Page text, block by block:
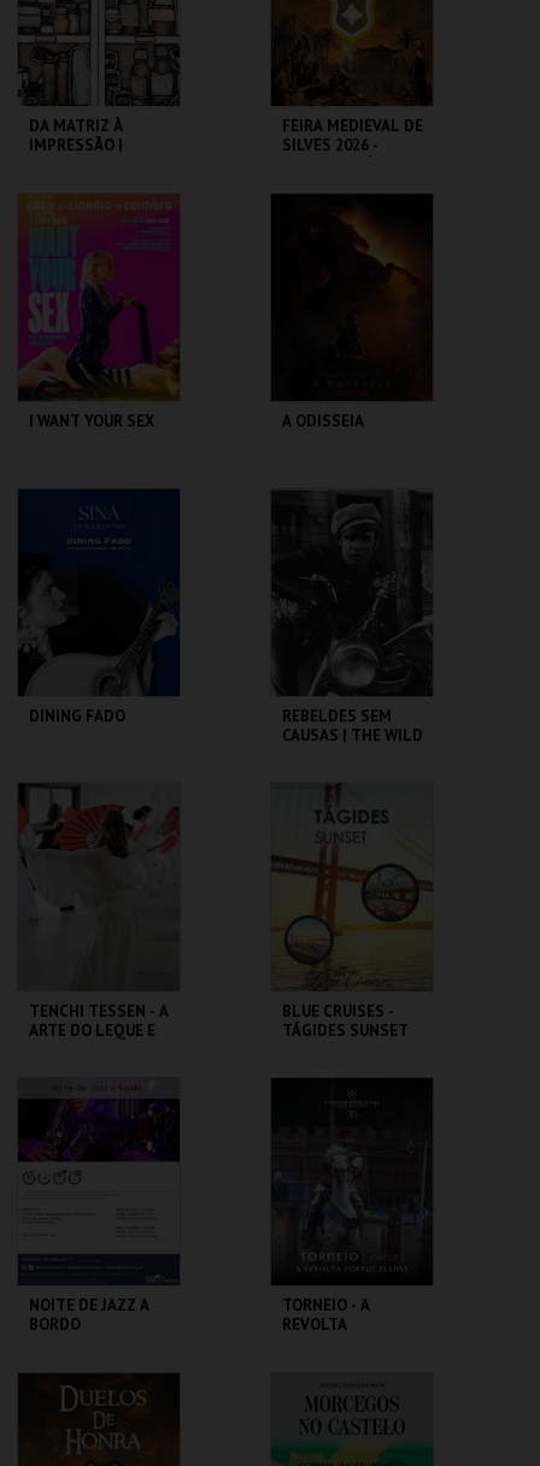
COMPRAR COMPRAR
DA MATRIZ À
IMPRESSÃO |
MUSEU DO ORIENTE.
MAIS INFO
INSCREVER
FEIRA MEDIEVAL DE
SILVES 2026 -
MAIS INFO
I WANT YOUR SEX
DE COIMBRA
COMPRAR
A ODISSEIA
CINEMAS CINEMAX
PENAFIEL
MAIS INFO
COMPRAR
DINING FADO
SINA THE HOUSE OF
FADO
REBELDES SEM
CAUSAS | THE WILD
CINEMATECA
MAIS INFO
COMPRAR
TENCHI TESSEN - A
ARTE DO LEQUE E
MUSEU DO ORIENTE.
MAIS INFO
BLUE CRUISES -
TÁGIDES SUNSET
BLUE CRUISES
MAIS INFO
COMPRAR
NOITE DE JAZZ A
BORDO
BLUE CRUISES
MAIS INFO
TORNEIO - A
REVOLTA
SANTA MARIA DA
FEIRA
MAIS INFO